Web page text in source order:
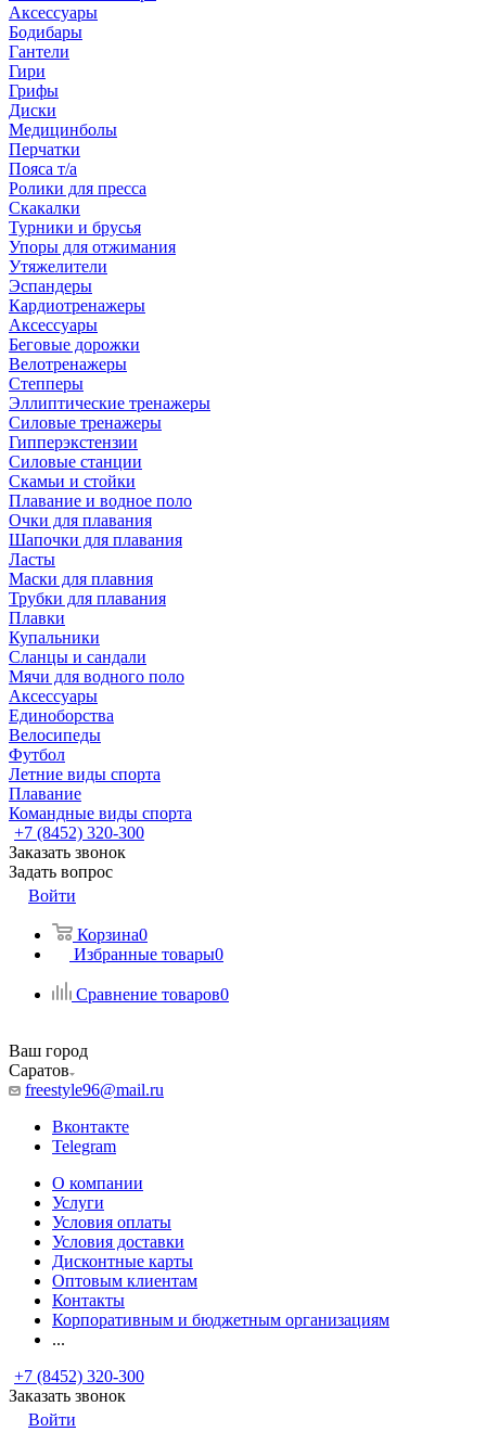
Аксессуары
Бодибары
Гантели
Гири
Грифы
Диски
Медицинболы
Перчатки
Пояса т/а
Ролики для пресса
Скакалки
Турники и брусья
Упоры для отжимания
Утяжелители
Эспандеры
Кардиотренажеры
Аксессуары
Беговые дорожки
Велотренажеры
Степперы
Эллиптические тренажеры
Силовые тренажеры
Гипперэкстензии
Силовые станции
Скамьи и стойки
Плавание и водное поло
Очки для плавания
Шапочки для плавания
Ласты
Маски для плавния
Трубки для плавания
Плавки
Купальники
Сланцы и сандали
Мячи для водного поло
Аксессуары
Единоборства
Велосипеды
Футбол
Летние виды спорта
Плавание
Командные виды спорта
+7 (8452) 320-300
Заказать звонок
Задать вопрос
Войти
Корзина0
Избранные товары0
Сравнение товаров0
Ваш город
Саратов
freestyle96@mail.ru
Вконтакте
Telegram
О компании
Услуги
Условия оплаты
Условия доставки
Дисконтные карты
Оптовым клиентам
Контакты
Корпоративным и бюджетным организациям
...
+7 (8452) 320-300
Заказать звонок
Войти